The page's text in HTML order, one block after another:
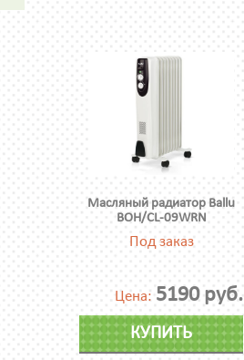
Масляный радиатор Ballu
BOH/CL-09WRN
Под заказ
Цена: 5190 руб.
КУПИТЬ